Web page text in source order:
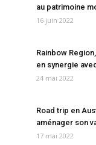
au patrimoine
16 juin 2022
Rainbow
en synergie
24 mai 2022
Road trip en
aménager son
17 mai 2022